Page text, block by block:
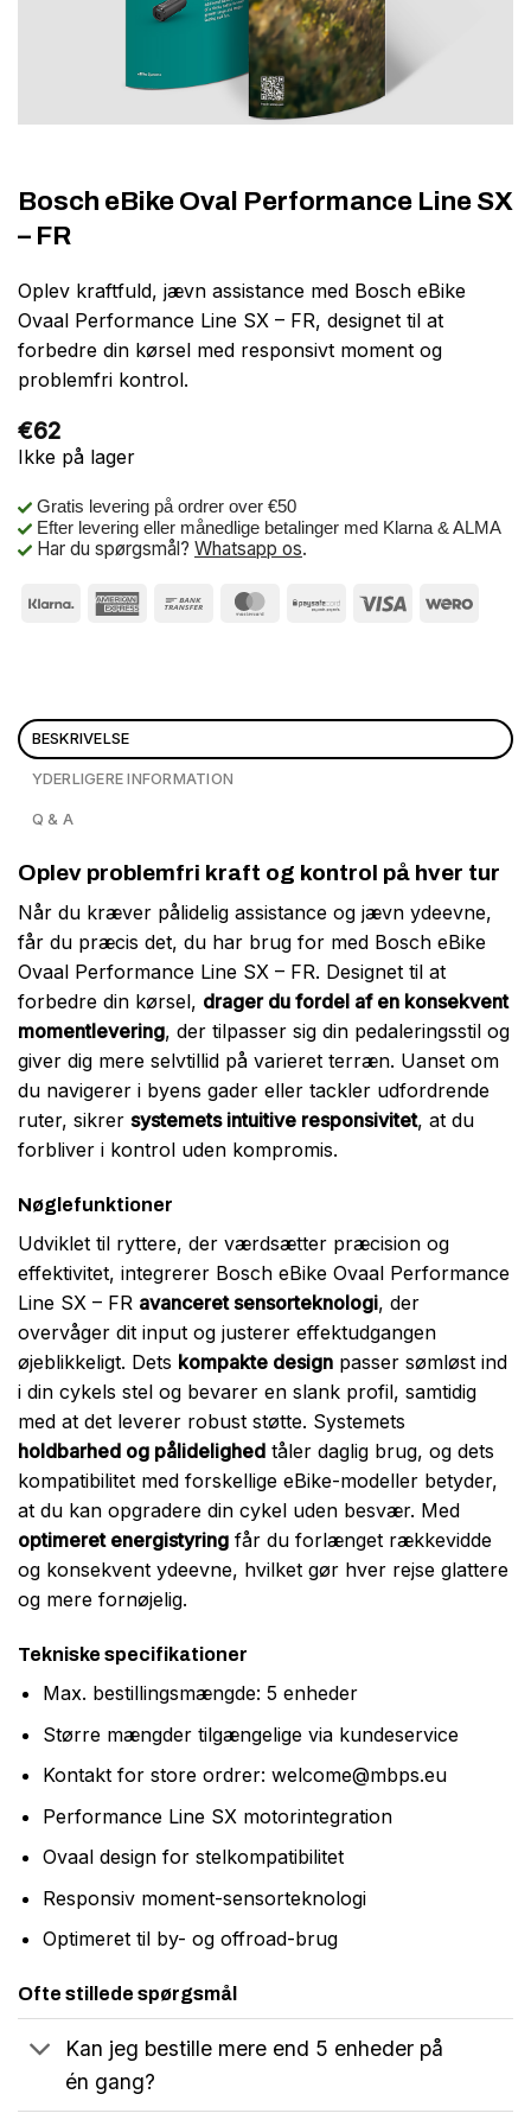
Bosch eBike Oval Performance Line SX
– FR
Oplev kraftfuld, jævn assistance med Bosch eBike
Ovaal Performance Line SX – FR, designet til at
forbedre din kørsel med responsivt moment og
problemfri kontrol.
€62
Ikke på lager
Gratis levering på ordrer over €50
Efter levering eller månedlige betalinger med Klarna & ALMA
Har du spørgsmål? Whatsapp os.
BESKRIVELSE
YDERLIGERE INFORMATION
Q & A
Oplev problemfri kraft og kontrol på hver tur
Når du kræver pålidelig assistance og jævn ydeevne,
får du præcis det, du har brug for med Bosch eBike
Ovaal Performance Line SX – FR. Designet til at
forbedre din kørsel, drager du fordel af en konsekvent
momentlevering, der tilpasser sig din pedaleringsstil og
giver dig mere selvtillid på varieret terræn. Uanset om
du navigerer i byens gader eller tackler udfordrende
ruter, sikrer systemets intuitive responsivitet, at du
forbliver i kontrol uden kompromis.
Nøglefunktioner
Udviklet til ryttere, der værdsætter præcision og
effektivitet, integrerer Bosch eBike Ovaal Performance
Line SX – FR avanceret sensorteknologi, der
overvåger dit input og justerer effektudgangen
øjeblikkeligt. Dets kompakte design passer sømløst ind
i din cykels stel og bevarer en slank profil, samtidig
med at det leverer robust støtte. Systemets
holdbarhed og pålidelighed tåler daglig brug, og dets
kompatibilitet med forskellige eBike-modeller betyder,
at du kan opgradere din cykel uden besvær. Med
optimeret energistyring får du forlænget rækkevidde
og konsekvent ydeevne, hvilket gør hver rejse glattere
og mere fornøjelig.
Tekniske specifikationer
Max. bestillingsmængde: 5 enheder
Større mængder tilgængelige via kundeservice
Kontakt for store ordrer: welcome@mbps.eu
Performance Line SX motorintegration
Ovaal design for stelkompatibilitet
Responsiv moment-sensorteknologi
Optimeret til by- og offroad-brug
Ofte stillede spørgsmål
Kan jeg bestille mere end 5 enheder på
én gang?